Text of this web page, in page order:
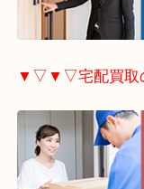
▼▽▼▽出張買